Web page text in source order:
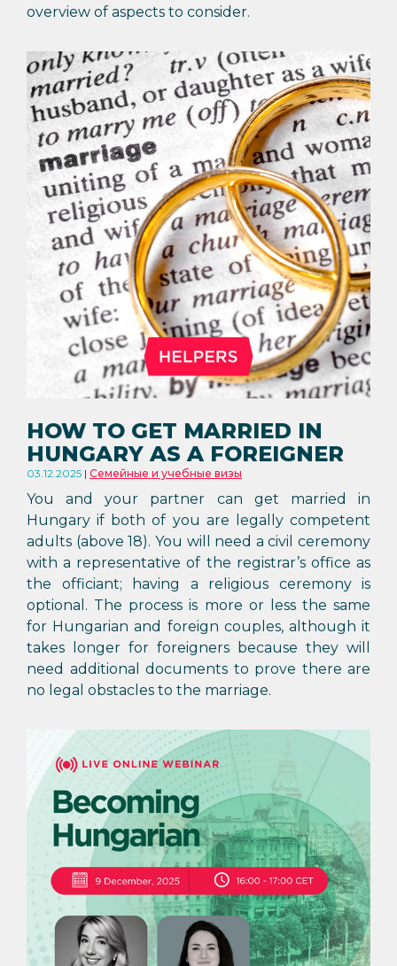
overview of aspects to consider.
HOW TO GET MARRIED IN
HUNGARY AS A FOREIGNER
03.12.2025 Семейные и учебные визы
You and your partner can get married in
Hungary if both of you are legally competent
adults (above 18). You will need a civil ceremony
with a representative of the registrar’s office as
the officiant; having a religious ceremony is
optional. The process is more or less the same
for Hungarian and foreign couples, although it
takes longer for foreigners because they will
need additional documents to prove there are
no legal obstacles to the marriage.